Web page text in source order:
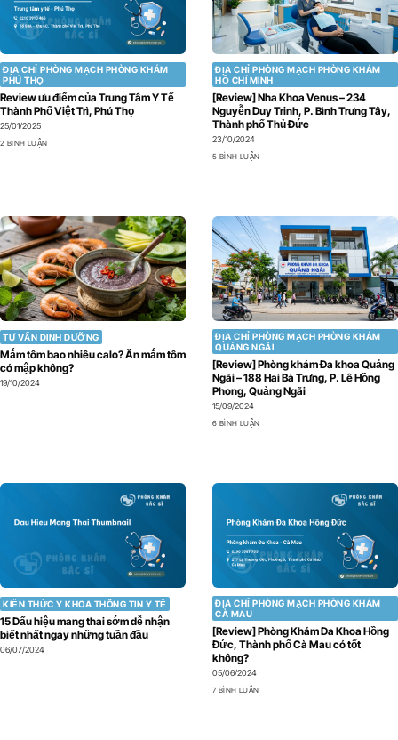
ĐỊA CHỈ PHÒNG MẠCH PHÒNG KHÁM
PHÚ THỌ
Review ưu điểm của Trung Tâm Y Tế
Thành Phố Việt Trì, Phú Thọ
25/01/2025
2 BÌNH LUẬN
ĐỊA CHỈ PHÒNG MẠCH PHÒNG KHÁM
HỒ CHÍ MINH
[Review] Nha Khoa Venus – 234
Nguyễn Duy Trinh, P. Bình Trưng Tây,
Thành phố Thủ Đức
23/10/2024
5 BÌNH LUẬN
TƯ VẤN DINH DƯỠNG
Mắm tôm bao nhiêu calo? Ăn mắm tôm
có mập không?
19/10/2024
ĐỊA CHỈ PHÒNG MẠCH PHÒNG KHÁM
QUẢNG NGÃI
[Review] Phòng khám Đa khoa Quảng
Ngãi – 188 Hai Bà Trưng, P. Lê Hồng
Phong, Quảng Ngãi
15/09/2024
6 BÌNH LUẬN
KIẾN THỨC Y KHOA THÔNG TIN Y TẾ
15 Dấu hiệu mang thai sớm dễ nhận
biết nhất ngay những tuần đầu
06/07/2024
ĐỊA CHỈ PHÒNG MẠCH PHÒNG KHÁM
CÀ MAU
[Review] Phòng Khám Đa Khoa Hồng
Đức, Thành phố Cà Mau có tốt
không?
05/06/2024
7 BÌNH LUẬN